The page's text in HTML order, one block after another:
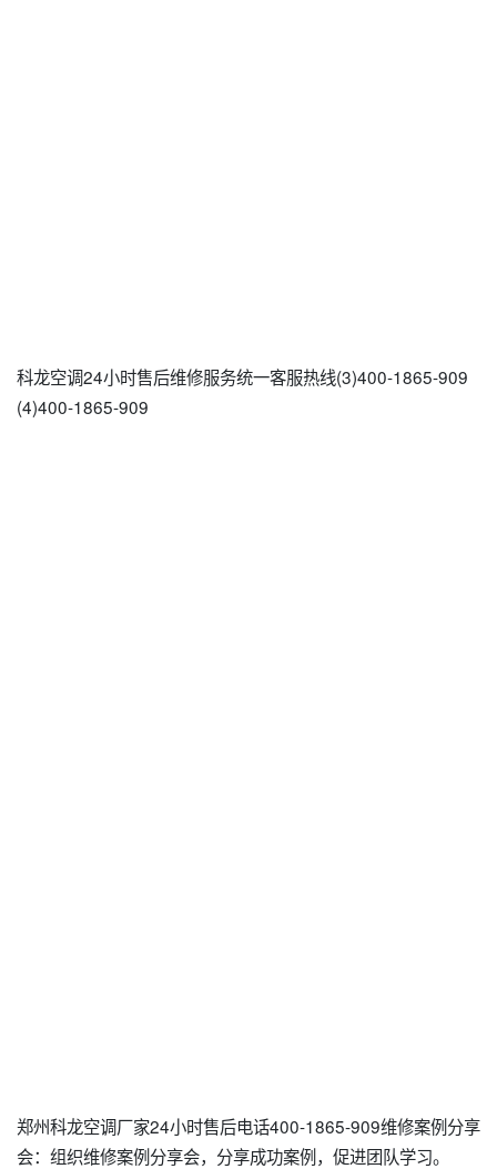
科龙空调24小时售后维修服务统一客服热线(3)400-1865-909
(4)400-1865-909
郑州科龙空调厂家24小时售后电话400-1865-909维修案例分享
会：组织维修案例分享会，分享成功案例，促进团队学习。